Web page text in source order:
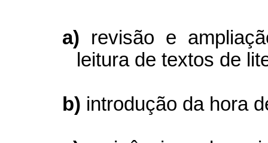
a)
revisão e
leitura de textos de
b) introdução da hora